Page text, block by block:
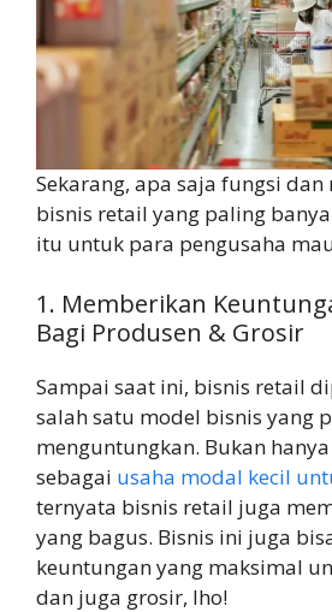
Sekarang, apa saja fungsi
bisnis retail yang paling
itu untuk para pengusaha
1. Memberikan
Bagi Produsen & Grosir
Sampai saat ini, bisnis retail
salah satu model bisnis yang
menguntungkan. Bukan
sebagai usaha modal kecil
ternyata bisnis retail juga
yang bagus. Bisnis ini juga
keuntungan yang maksimal
dan juga grosir, lho!